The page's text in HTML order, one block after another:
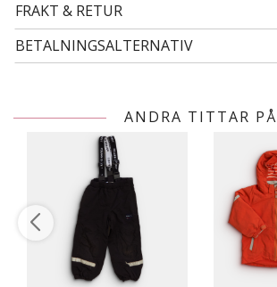
FRAKT & RETUR
BETALNINGSALTERNATIV
ANDRA TITTAR PÅ